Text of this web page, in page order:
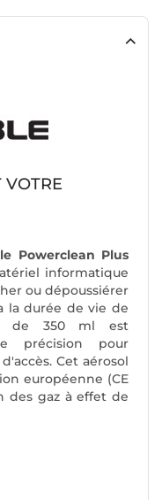
VOTRE
Powerclean Plus
informatique
ou dépoussiérer
la durée de vie de
de 350 ml est
précision pour
Cet aérosol
européenne (CE
des gaz à effet de